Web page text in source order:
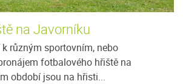
na Javorníku
různým sportovním, nebo
fotbalového hřiště na
období jsou na hřisti...